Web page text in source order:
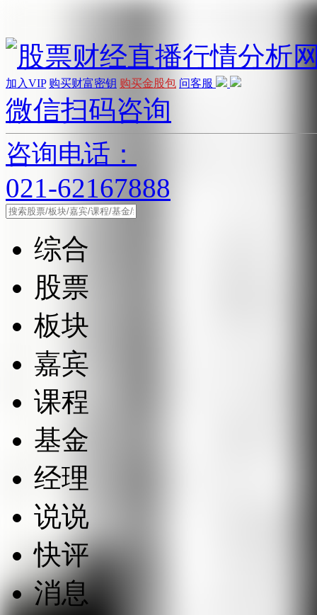
加入VIP 购买财富密钥 购买金股包 问客服
微信扫码咨询
咨询电话：
021-62167888
综合
股票
板块
嘉宾
课程
基金
经理
说说
快评
消息